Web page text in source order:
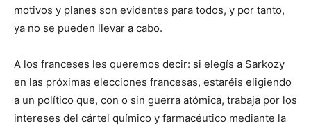
motivos y planes son evidentes para todos, y por tanto,
ya no se pueden llevar a cabo.
A los franceses les queremos decir: si elegís a Sarkozy
en las próximas elecciones francesas, estaréis eligiendo
a un político que, con o sin guerra atómica, trabaja por los
intereses del cártel químico y farmacéutico mediante la